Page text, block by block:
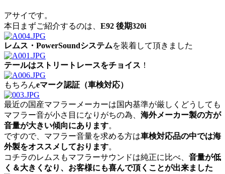
アサイです。
本日まずご紹介するのは、 E92 後期320i
レムス・PowerSoundシステムを装着して頂きました
テールはストリートレースをチョイス ！
もちろんeマーク認証（車検対応）
最近の国産マフラーメーカーは国内基準が厳しくどうしても
マフラー音が小さ目になりがちの為、 海外メーカー製の方が
音量が大きい傾向にあります。
ですので、マフラー音量を求める方は車検対応品の中では海
外製をオススメしております。
コチラのレムスもマフラーサウンドは純正に比べ、 音量が低
く＆大きくなり、お客様にも喜んで頂くことが出来ました